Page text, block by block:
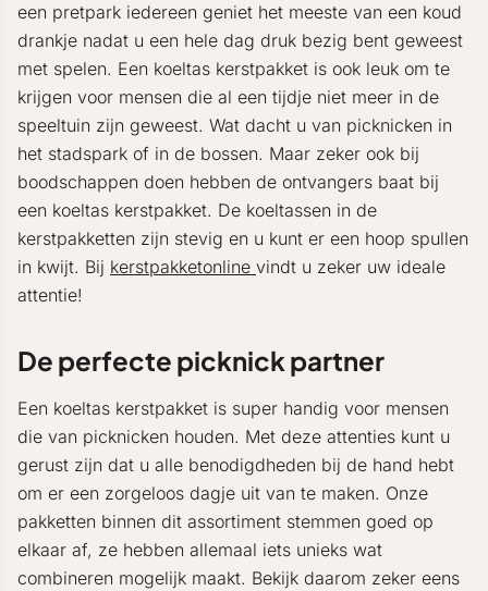
een pretpark iedereen geniet het meeste van een koud
drankje nadat u een hele dag druk bezig bent geweest
met spelen. Een koeltas kerstpakket is ook leuk om te
krijgen voor mensen die al een tijdje niet meer in de
speeltuin zijn geweest. Wat dacht u van picknicken in
het stadspark of in de bossen. Maar zeker ook bij
boodschappen doen hebben de ontvangers baat bij
een koeltas kerstpakket. De koeltassen in de
kerstpakketten zijn stevig en u kunt er een hoop spullen
in kwijt. Bij kerstpakketonline vindt u zeker uw ideale
attentie!
De perfecte picknick partner
Een koeltas kerstpakket is super handig voor mensen
die van picknicken houden. Met deze attenties kunt u
gerust zijn dat u alle benodigdheden bij de hand hebt
om er een zorgeloos dagje uit van te maken. Onze
pakketten binnen dit assortiment stemmen goed op
elkaar af, ze hebben allemaal iets unieks wat
combineren mogelijk maakt. Bekijk daarom zeker eens